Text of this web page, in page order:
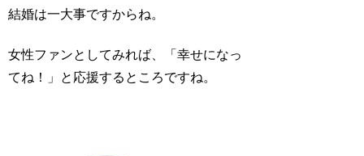
結婚は一大事ですからね。
女性ファンとしてみれば、「幸せになっ
てね！」と応援するところですね。